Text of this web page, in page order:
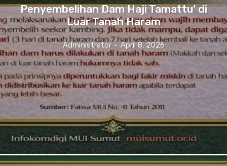
Penyembelihan Dam Haji Tamattu’ di
Luar Tanah Haram
Administrator - April 8, 2026